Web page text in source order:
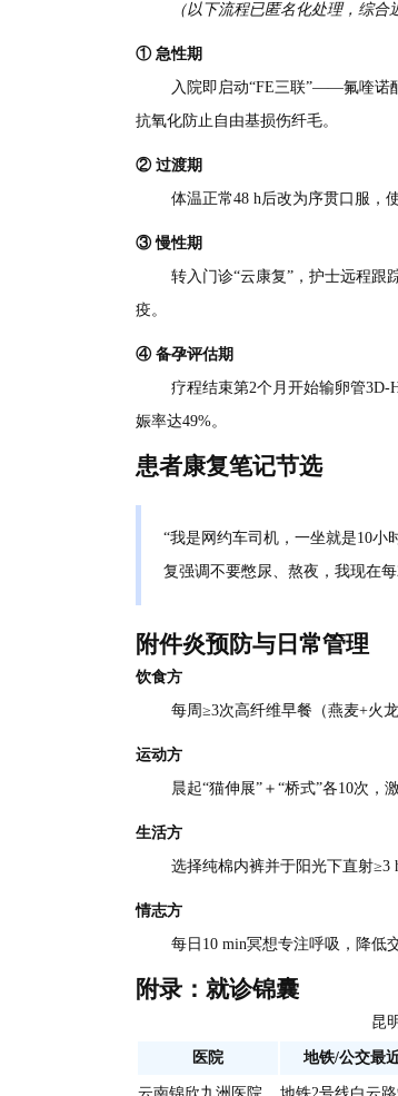
（以下流程已匿名化处理，综合
① 急性期
入院即启动“FE三联”——氟喹诺
抗氧化防止自由基损伤纤毛。
② 过渡期
体温正常48 h后改为序贯口服，
③ 慢性期
转入门诊“云康复”，护士远程跟
疫。
④ 备孕评估期
疗程结束第2个月开始输卵管3D-
娠率达49%。
患者康复笔记节选
“我是网约车司机，一坐就是10小
复强调不要憋尿、熬夜，我现在
附件炎预防与日常管理
饮食方
每周≥3次高纤维早餐（燕麦+火
运动方
晨起“猫伸展”＋“桥式”各10次，
生活方
选择纯棉内裤并于阳光下直射≥3
情志方
每日10 min冥想专注呼吸，降低
附录：就诊锦囊
昆
医院 地铁/公交最